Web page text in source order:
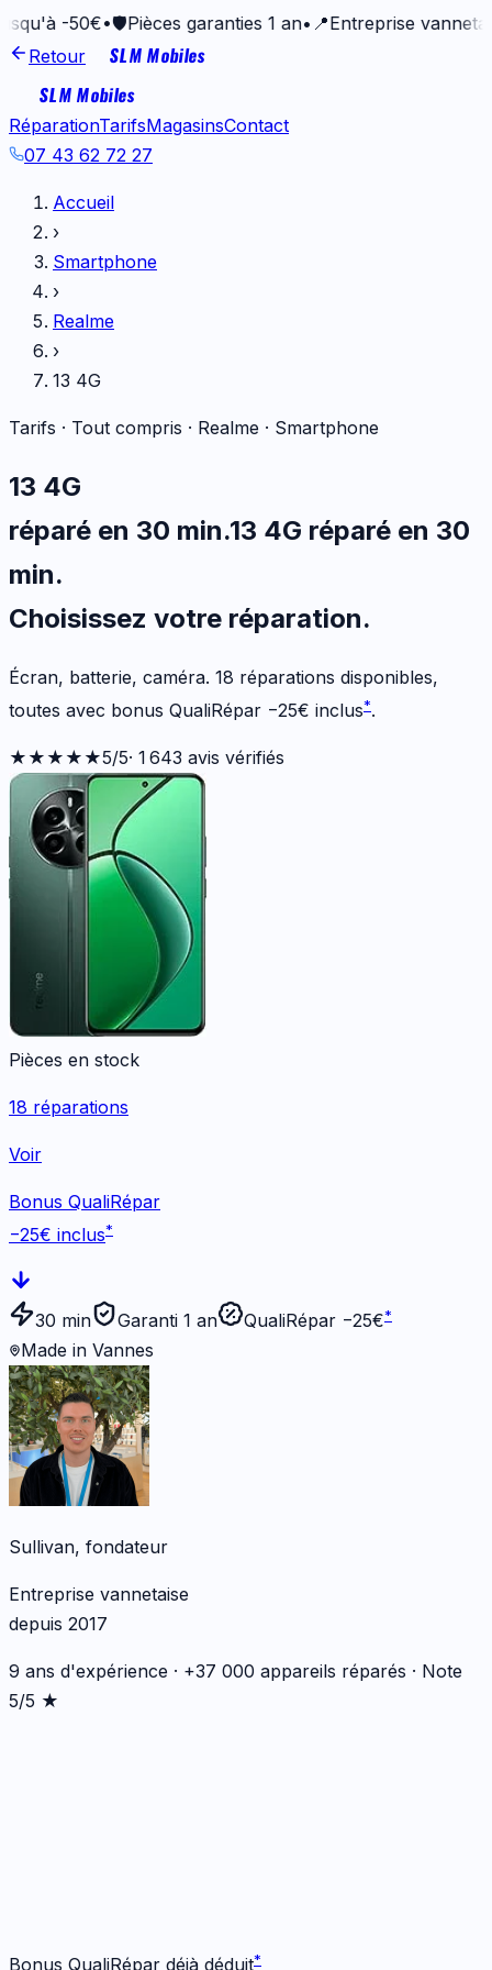
50€•🛡️Pièces garanties 1 an•📍 Entreprise vannetaise
Retour
SLM Mobiles
SLM Mobiles
RéparationTarifsMagasinsContact
07 43 62 72 27
Accueil
›
Smartphone
›
Realme
›
13 4G
Tarifs · Tout compris · Realme · Smartphone
13 4G
réparé en 30 min.13 4G réparé en 30
min.
Choisissez votre réparation.
Écran, batterie, caméra. 18 réparations disponibles,
toutes avec bonus QualiRépar −25€ inclus*.
★★★★★5/5· 1 643 avis vérifiés
Pièces en stock
18 réparations
Voir
Bonus QualiRépar
−25€ inclus*
30 min Garanti 1 an QualiRépar −25€*
Made in Vannes
Sullivan, fondateur
Entreprise vannetaise
depuis 2017
9 ans d'expérience · +37 000 appareils réparés · Note
5/5 ★
Bonus QualiRépar déjà déduit*